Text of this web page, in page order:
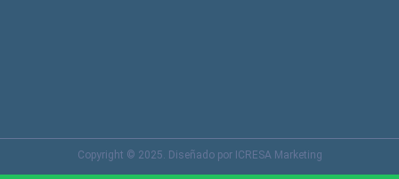
Copyright © 2025. Diseñado por ICRESA Marketing